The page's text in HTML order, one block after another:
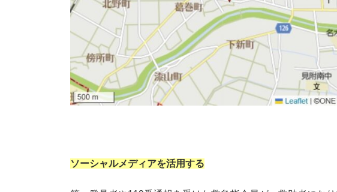
ソーシャルメディアを活用する